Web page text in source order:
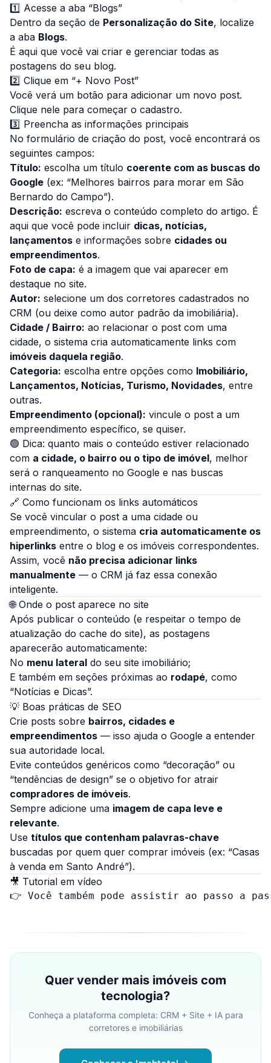
1️⃣ Acesse a aba “Blogs”
Dentro da seção de Personalização do Site, localize
a aba Blogs.
É aqui que você vai criar e gerenciar todas as
postagens do seu blog.
2️⃣ Clique em “+ Novo Post”
Você verá um botão para adicionar um novo post.
Clique nele para começar o cadastro.
3️⃣ Preencha as informações principais
No formulário de criação do post, você encontrará os
seguintes campos:
Título: escolha um título coerente com as buscas do
Google (ex: “Melhores bairros para morar em São
Bernardo do Campo”).
Descrição: escreva o conteúdo completo do artigo. É
aqui que você pode incluir dicas, notícias,
lançamentos e informações sobre cidades ou
empreendimentos.
Foto de capa: é a imagem que vai aparecer em
destaque no site.
Autor: selecione um dos corretores cadastrados no
CRM (ou deixe como autor padrão da imobiliária).
Cidade / Bairro: ao relacionar o post com uma
cidade, o sistema cria automaticamente links com
imóveis daquela região.
Categoria: escolha entre opções como Imobiliário,
Lançamentos, Notícias, Turismo, Novidades, entre
outras.
Empreendimento (opcional): vincule o post a um
empreendimento específico, se quiser.
🟢 Dica: quanto mais o conteúdo estiver relacionado
com a cidade, o bairro ou o tipo de imóvel, melhor
será o ranqueamento no Google e nas buscas
internas do site.
🔗 Como funcionam os links automáticos
Se você vincular o post a uma cidade ou
empreendimento, o sistema cria automaticamente os
hiperlinks entre o blog e os imóveis correspondentes.
Assim, você não precisa adicionar links
manualmente — o CRM já faz essa conexão
inteligente.
🌐 Onde o post aparece no site
Após publicar o conteúdo (e respeitar o tempo de
atualização do cache do site), as postagens
aparecerão automaticamente:
No menu lateral do seu site imobiliário;
E também em seções próximas ao rodapé, como
“Notícias e Dicas”.
💡 Boas práticas de SEO
Crie posts sobre bairros, cidades e
empreendimentos — isso ajuda o Google a entender
sua autoridade local.
Evite conteúdos genéricos como “decoração” ou
“tendências de design” se o objetivo for atrair
compradores de imóveis.
Sempre adicione uma imagem de capa leve e
relevante.
Use títulos que contenham palavras-chave
buscadas por quem quer comprar imóveis (ex: “Casas
à venda em Santo André”).
🎥 Tutorial em vídeo
👉 Você também pode assistir ao passo a
Quer vender mais imóveis com
tecnologia?
Conheça a plataforma completa: CRM + Site + IA para
corretores e imobiliárias